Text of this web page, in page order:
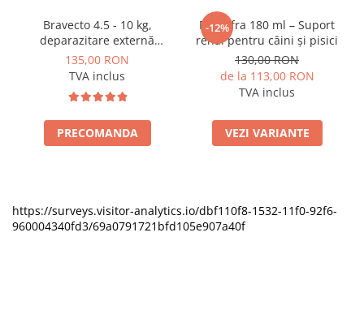
Bravecto 4.5 - 10 kg,
deparazitare externă
pentru câini
135,00 RON
TVA inclus
PRECOMANDA
-12%
Pronefra 180 ml – Suport
renal pentru câini și pisici
130,00 RON
de la 113,00 RON
TVA inclus
VEZI VARIANTE
https://surveys.visitor-analytics.io/dbf110f8-1532-11f0-92f6-
960004340fd3/69a0791721bfd105e907a40f